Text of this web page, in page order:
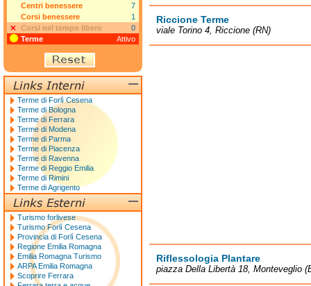
Riccione Terme
viale Torino 4, Riccione (RN)
Riflessologia Plantare
piazza Della Libertà 18, Monteveglio
Centri benessere
7
Corsi benessere
1
Corsi nel tempo libero
0
Terme
Attivo
Terme di Forlì Cesena
Terme di Bologna
Terme di Ferrara
Terme di Modena
Terme di Parma
Terme di Piacenza
Terme di Ravenna
Terme di Reggio Emilia
Terme di Rimini
Terme di Agrigento
Turismo forlivese
Turismo Forlì Cesena
Provincia di Forlì Cesena
Regione Emilia Romagna
Emilia Romagna Turismo
ARPA Emilia Romagna
Scoprire Ferrara